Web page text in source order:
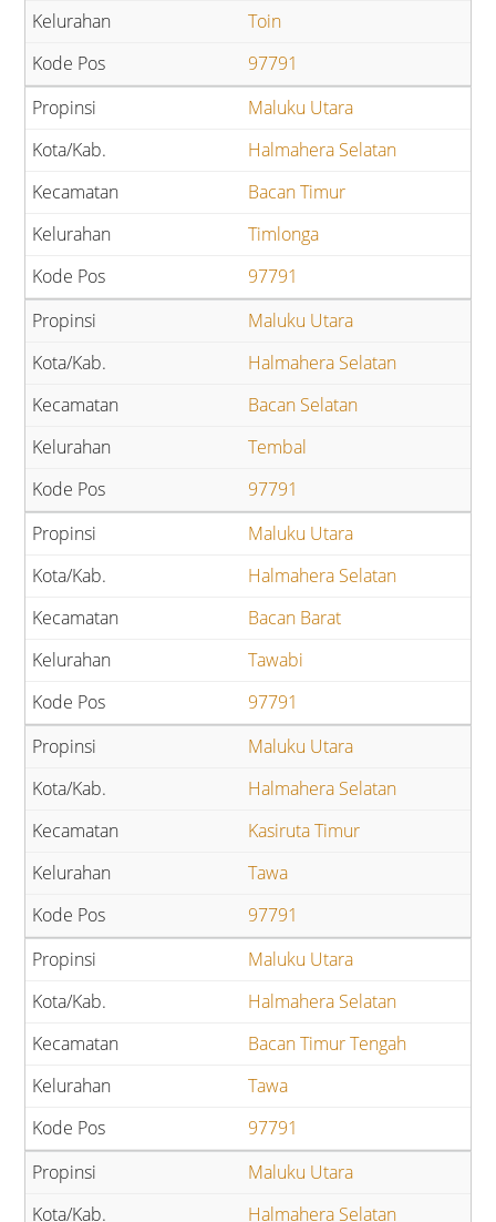
Toin
97791
Maluku Utara
Halmahera Selatan
Bacan Timur
Timlonga
97791
Maluku Utara
Halmahera Selatan
Bacan Selatan
Tembal
97791
Maluku Utara
Halmahera Selatan
Bacan Barat
Tawabi
97791
Maluku Utara
Halmahera Selatan
Kasiruta Timur
Tawa
97791
Maluku Utara
Halmahera Selatan
Bacan Timur Tengah
Tawa
97791
Maluku Utara
Halmahera Selatan